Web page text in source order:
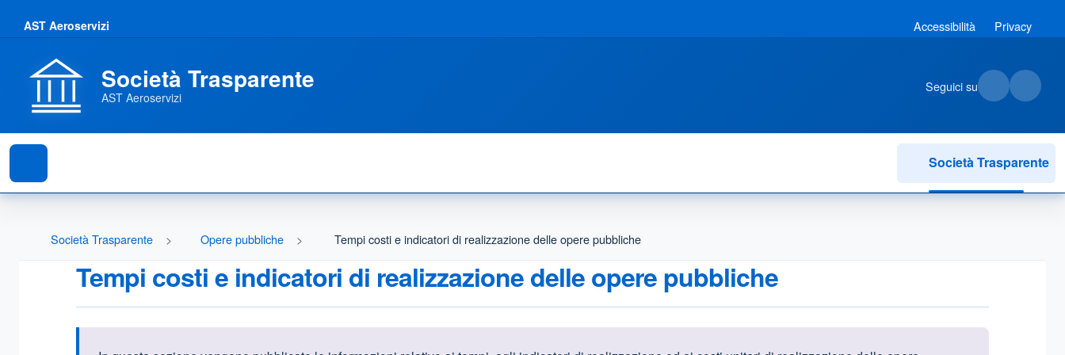
AST Aeroservizi Accessibilità Privacy
Società Trasparente
AST Aeroservizi
Seguici su
Società Trasparente
Società Trasparente Opere pubbliche Tempi costi e indicatori di realizzazione delle opere pubbliche
Tempi costi e indicatori di realizzazione delle opere pubbliche